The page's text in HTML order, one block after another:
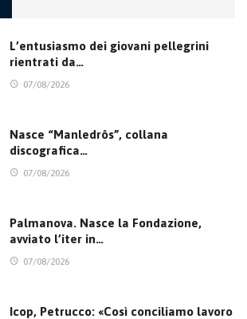
L’entusiasmo dei giovani pellegrini
rientrati da…
07/08/2026
Nasce “Manledrôs”, collana
discografica…
07/08/2026
Palmanova. Nasce la Fondazione,
avviato l’iter in…
07/08/2026
Icop, Petrucco: «Così conciliamo lavoro